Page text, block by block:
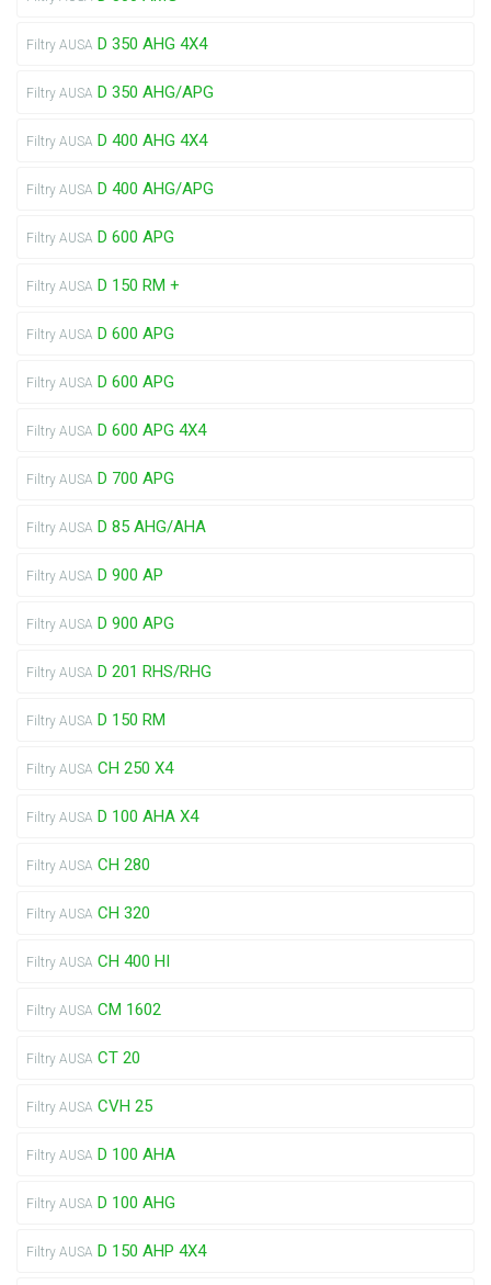
Filtry AUSA D 350 AHG 4X4
Filtry AUSA D 350 AHG/APG
Filtry AUSA D 400 AHG 4X4
Filtry AUSA D 400 AHG/APG
Filtry AUSA D 600 APG
Filtry AUSA D 150 RM +
Filtry AUSA D 600 APG
Filtry AUSA D 600 APG
Filtry AUSA D 600 APG 4X4
Filtry AUSA D 700 APG
Filtry AUSA D 85 AHG/AHA
Filtry AUSA D 900 AP
Filtry AUSA D 900 APG
Filtry AUSA D 201 RHS/RHG
Filtry AUSA D 150 RM
Filtry AUSA CH 250 X4
Filtry AUSA D 100 AHA X4
Filtry AUSA CH 280
Filtry AUSA CH 320
Filtry AUSA CH 400 HI
Filtry AUSA CM 1602
Filtry AUSA CT 20
Filtry AUSA CVH 25
Filtry AUSA D 100 AHA
Filtry AUSA D 100 AHG
Filtry AUSA D 150 AHP 4X4